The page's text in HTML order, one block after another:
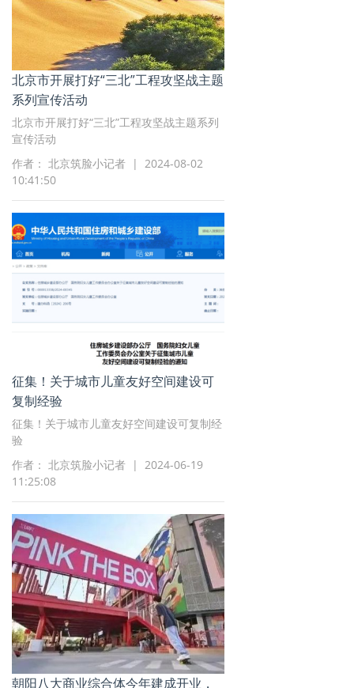
北京市开展打好“三北”工程攻坚战主题
系列宣传活动
北京市开展打好“三北”工程攻坚战主题系列
宣传活动
作者： 北京筑脸小记者 | 2024-08-02
10:41:50
征集！关于城市儿童友好空间建设可
复制经验
征集！关于城市儿童友好空间建设可复制经
验
作者： 北京筑脸小记者 | 2024-06-19
11:25:08
朝阳八大商业综合体今年建成开业，